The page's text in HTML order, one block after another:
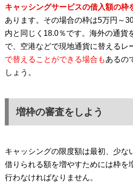
キャッシングサービスの借入額の枠
あります。その場合の枠は5万円～
内と同じく18.0％です。海外の通貨
で、空港などで現地通貨に替えるレ
で替えることができる場合もあるの
しょう。
増枠の審査をしよう
キャッシングの限度額は最初、少な
借りられる額を増やすためには枠を
行わなければなりません。